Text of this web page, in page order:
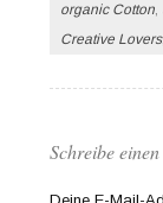
organic Cotton,
Creative Lovers,
Schreibe